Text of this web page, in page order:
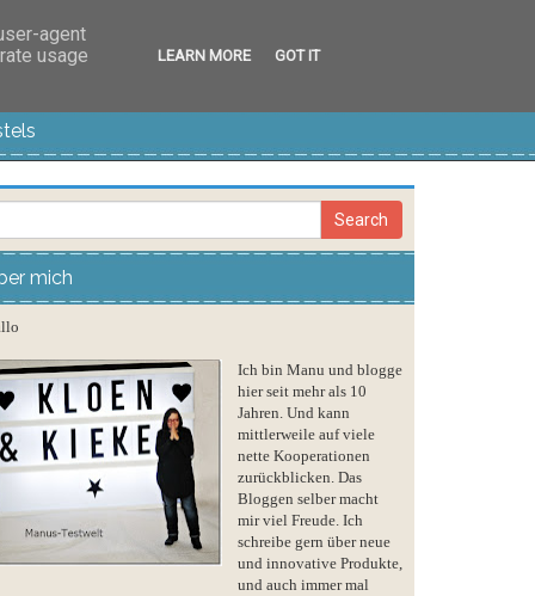
mich
Ich bin Manu und blogge
hier seit mehr als 10
Jahren. Und kann
mittlerweile auf viele
nette Kooperationen
zurückblicken. Das
Bloggen selber macht
mir viel Freude. Ich
schreibe gern über neue
und innovative Produkte,
und auch immer mal
agent
usage
LEARN MORE GOT IT